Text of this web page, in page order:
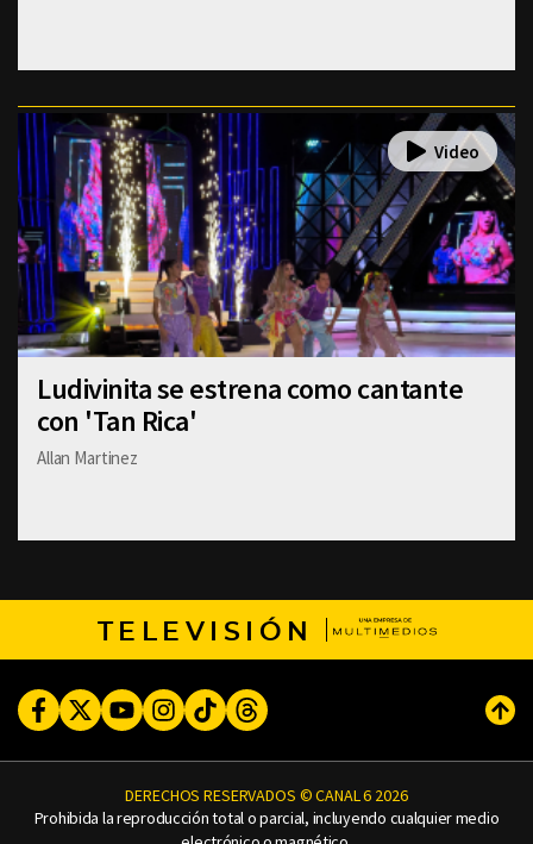
Ludivinita se estrena como cantante
con 'Tan Rica'
Allan Martinez
TELEVISIÓN
FacebookTwitterYoutubeInstagram
TikTokThreads
DERECHOS RESERVADOS © CANAL 6 2026
Prohibida la reproducción total o parcial, incluyendo cualquier medio